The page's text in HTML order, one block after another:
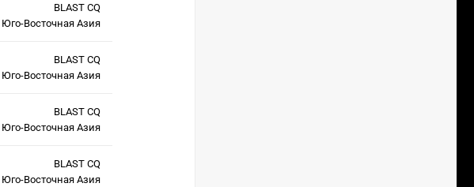
BLAST CQ
Юго-Восточная Азия
BLAST CQ
Юго-Восточная Азия
BLAST CQ
Юго-Восточная Азия
BLAST CQ
Юго-Восточная Азия